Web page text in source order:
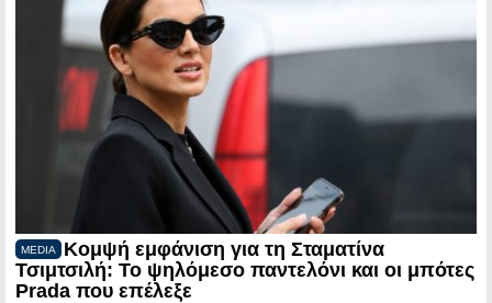
MEDIA
Κομψή εμφάνιση για τη Σταματίνα
Τσιμτσιλή: Το ψηλόμεσο παντελόνι και οι μπότες
Prada που επέλεξε